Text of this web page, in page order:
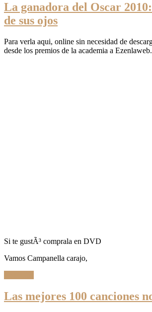
La ganadora del Oscar
de sus ojos
Para verla aqui, online sin necesidad de
desde los premios de la academia a
Si te gustÃ³ comprala en DVD
Vamos Campanella carajo,
Las mejores 100 canciones